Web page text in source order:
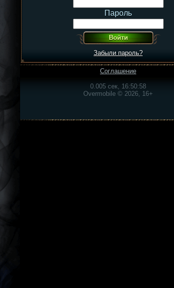
Пароль
Забыли пароль?
Соглашение
0.005 сек, 16:50:58
Overmobile © 2026, 16+